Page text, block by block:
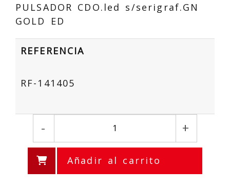
PULSADOR CDO.led s/serigraf.GN
GOLD ED
REFERENCIA
RF-141405
- +
Añadir al carrito